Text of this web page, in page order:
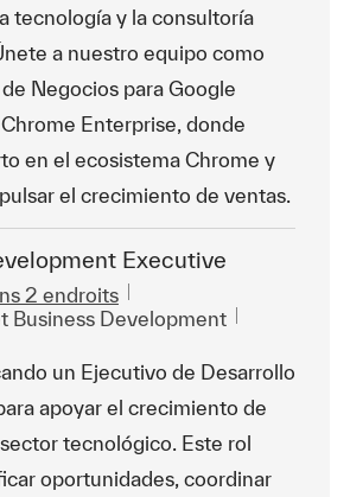
tecnología y la consultoría
a nuestro equipo como
Negocios para Google
Enterprise, donde
en el ecosistema Chrome y
el crecimiento de ventas.
Executive
2 endroits
Business Development
un Ejecutivo de Desarrollo
apoyar el crecimiento de
tecnológico. Este rol
oportunidades, coordinar